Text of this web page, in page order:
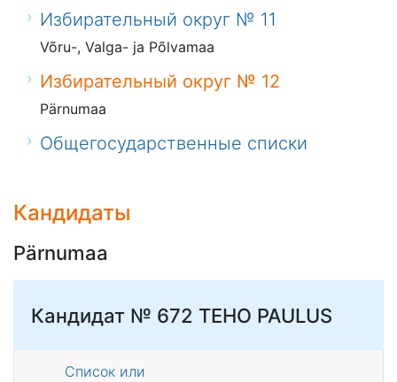
Избирательный округ № 11
Võru-, Valga- ja Põlvamaa
Избирательный округ № 12
Pärnumaa
Общегосударственные списки
Кандидаты
Pärnumaa
Кандидат № 672 TEHO PAULUS
Список или